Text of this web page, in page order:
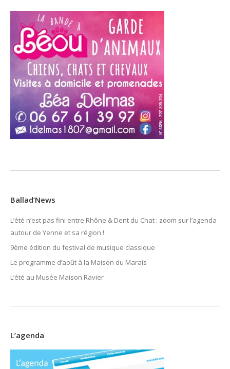
Ballad’News
L’été n’est pas fini entre Rhône & Dent du Chat : zoom sur l’agenda
autour de Yenne et sa région !
9ème édition du festival de musique classique
Le programme d’août à la Maison du Marais
L’été au Musée Maison Ravier
L’agenda